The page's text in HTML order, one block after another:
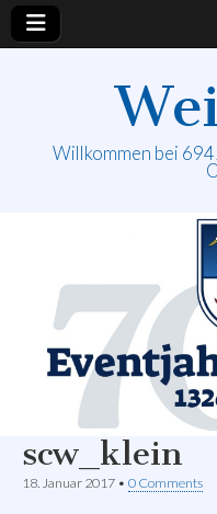
Willkommen bei
scw_klein
18. Januar 2017 • 0 Comments